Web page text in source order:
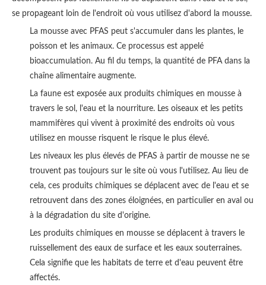
se propageant loin de l'endroit où vous utilisez d'abord la mousse.
La mousse avec PFAS peut s'accumuler dans les plantes, le
poisson et les animaux. Ce processus est appelé
bioaccumulation. Au fil du temps, la quantité de PFA dans la
chaîne alimentaire augmente.
La faune est exposée aux produits chimiques en mousse à
travers le sol, l'eau et la nourriture. Les oiseaux et les petits
mammifères qui vivent à proximité des endroits où vous
utilisez en mousse risquent le risque le plus élevé.
Les niveaux les plus élevés de PFAS à partir de mousse ne se
trouvent pas toujours sur le site où vous l'utilisez. Au lieu de
cela, ces produits chimiques se déplacent avec de l'eau et se
retrouvent dans des zones éloignées, en particulier en aval ou
à la dégradation du site d'origine.
Les produits chimiques en mousse se déplacent à travers le
ruissellement des eaux de surface et les eaux souterraines.
Cela signifie que les habitats de terre et d'eau peuvent être
affectés.